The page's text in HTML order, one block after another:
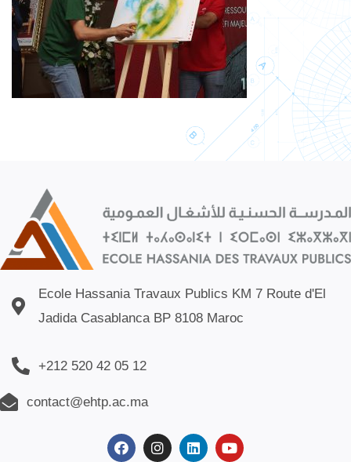
Ecole Hassania Travaux Publics KM 7 Route d'El
Jadida Casablanca BP 8108 Maroc
+212 520 42 05 12
contact@ehtp.ac.ma